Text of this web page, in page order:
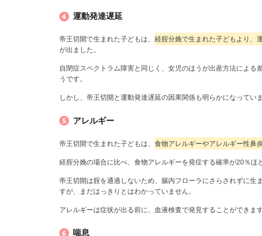
運動発達遅延
帝王切開で生まれた子どもは、 経腟分娩で生まれた子どもより、
が出ました。
自閉症スペクトラム障害と同じく、女児のほうが出産方法による
うです。
しかし、帝王切開と運動発達遅延の因果関係も明らかになっていま
アレルギー
帝王切開で生まれた子どもは、 食物アレルギーやアレルギー性鼻
経腟分娩の場合に比べ、食物アレルギーを発症する確率が20％ほ
帝王切開は腟を通過しないため、腸内フローラにさらされずに生
すが、まだはっきりとはわかっていません。
アレルギーは症状が出る前に、血液検査で発見することができま
喘息